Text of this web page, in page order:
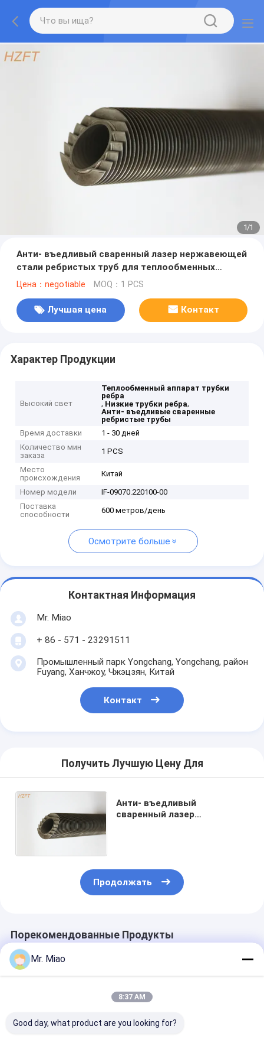
1/1
Анти- въедливый сваренный лазер нержавеющей
стали ребристых труб для теплообменных
аппаратов
Цена：negotiable MOQ：1 PCS
Лучшая цена Контакт
Характер Продукции
Высокий свет
Теплообменный аппарат трубки
ребра
, Низкие трубки ребра,
Анти- въедливые сваренные
ребристые трубы
Время доставки
1 - 30 дней
Количество мин
заказа
1 PCS
Место
происхождения
Китай
Номер модели
IF-09070.220100-00
Поставка
способности
600 метров/день
Осмотрите больше
Контактная Информация
Mr. Miao
+ 86 - 571 - 23291511
Промышленный парк Yongchang, Yongchang, район
Fuyang, Ханчжоу, Чжэцзян, Китай
Контакт
Получить Лучшую Цену Для
Анти- въедливый
сваренный лазер
Продолжать
Порекомендованные Продукты
Mr. Miao
8:37 AM
Good day, what product are you looking for?